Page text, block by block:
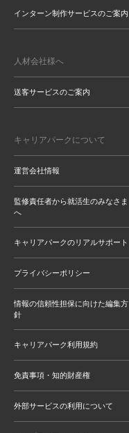
インターン制作サービスのご案内
人材会社様へ
送客サービスのご案内
キャリアパークについて
運営会社情報
監修責任者から就活生のみなさま
へ
キャリアパークのリアルサポート
プライバシーポリシー
情報の信頼性担保に向けた編集方
針
キャリアパーク利用規約
免責事項・知的財産権
外部サービスの利用について